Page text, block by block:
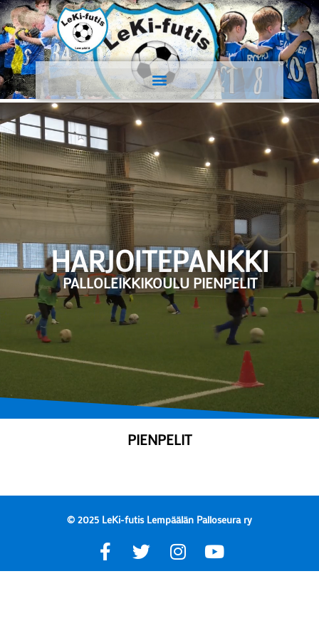
HARJOITEPANKKI
PALLOLEIKKIKOULU PIENPELIT
PIENPELIT
© 2025 LeKi-futis Lempäälän Palloseura ry